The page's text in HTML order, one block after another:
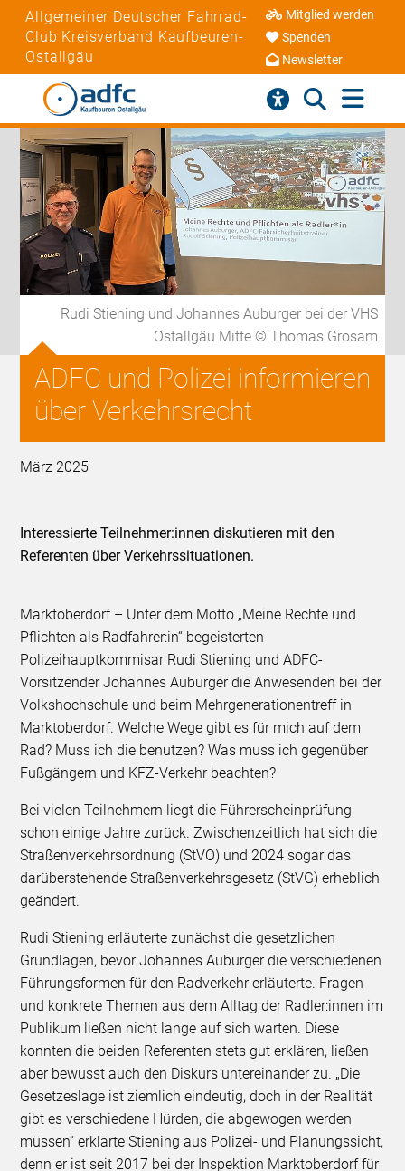
Allgemeiner Deutscher Fahrrad-
Club Kreisverband Kaufbeuren-
Ostallgäu
Mitglied werden
Spenden
Newsletter
Rudi Stiening und Johannes Auburger bei der VHS
Ostallgäu Mitte © Thomas Grosam
ADFC und Polizei informieren
über Verkehrsrecht
März 2025
Interessierte Teilnehmer:innen diskutieren mit den
Referenten über Verkehrssituationen.
Marktoberdorf – Unter dem Motto „Meine Rechte und
Pflichten als Radfahrer:in“ begeisterten
Polizeihauptkommisar Rudi Stiening und ADFC-
Vorsitzender Johannes Auburger die Anwesenden bei der
Volkshochschule und beim Mehrgenerationentreff in
Marktoberdorf. Welche Wege gibt es für mich auf dem
Rad? Muss ich die benutzen? Was muss ich gegenüber
Fußgängern und KFZ-Verkehr beachten?
Bei vielen Teilnehmern liegt die Führerscheinprüfung
schon einige Jahre zurück. Zwischenzeitlich hat sich die
Straßenverkehrsordnung (StVO) und 2024 sogar das
darüberstehende Straßenverkehrsgesetz (StVG) erheblich
geändert.
Rudi Stiening erläuterte zunächst die gesetzlichen
Grundlagen, bevor Johannes Auburger die verschiedenen
Führungsformen für den Radverkehr erläuterte. Fragen
und konkrete Themen aus dem Alltag der Radler:innen im
Publikum ließen nicht lange auf sich warten. Diese
konnten die beiden Referenten stets gut erklären, ließen
aber bewusst auch den Diskurs untereinander zu. „Die
Gesetzeslage ist ziemlich eindeutig, doch in der Realität
gibt es verschiedene Hürden, die abgewogen werden
müssen“ erklärte Stiening aus Polizei- und Planungssicht,
denn er ist seit 2017 bei der Inspektion Marktoberdorf für